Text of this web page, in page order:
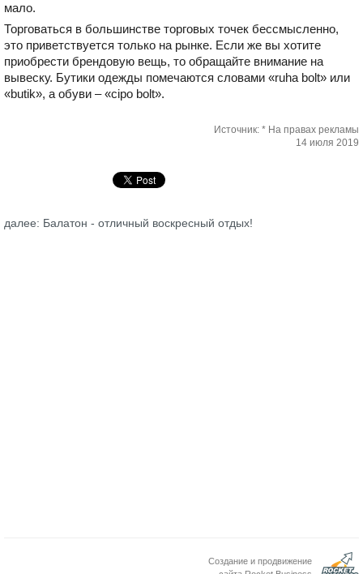
мало.
Торговаться в большинстве торговых точек бессмысленно,
это приветствуется только на рынке. Если же вы хотите
приобрести брендовую вещь, то обращайте внимание на
вывеску. Бутики одежды помечаются словами «ruha bolt» или
«butik», а обуви – «cipo bolt».
Источник: * На правах рекламы
14 июля 2019
далее: Балатон - отличный воскресный отдых!
Создание и продвижение